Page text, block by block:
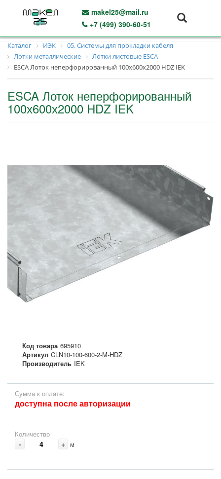
makel25@mail.ru
+7 (499) 390-60-51
Каталог ИЭК
05. Системы для прокладки кабеля
Лотки металлические
Лотки листовые ESCA
ESCA Лоток неперфорированный 100х600х2000 HDZ IEK
ESCA Лоток неперфорированный
100х600х2000 HDZ IEK
Код товара 695910
Артикул CLN10-100-600-2-M-HDZ
Производитель IEK
Сумма к оплате:
доступна после авторизации
Количество
- + м